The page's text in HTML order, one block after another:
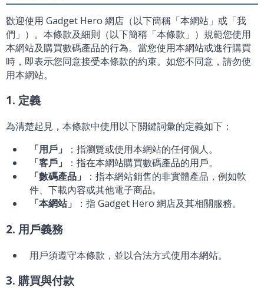
歡迎使用 Gadget Hero 網店（以下簡稱「本網站」或「我
們」）。本條款及細則（以下簡稱「本條款」）規範您使用
本網站及購買數碼產品的行為。當您使用本網站或進行購買
時，即表示您同意接受本條款的約束。如您不同意，請勿使
用本網站。
1. 定義
為清楚起見，本條款中使用以下關鍵詞彙的定義如下：
「用戶」
：指瀏覽或使用本網站的任何個人。
「客戶」
：指在本網站購買數碼產品的用戶。
「數碼產品」
：指本網站銷售的非實體產品，例如軟
件、下載內容或其他電子商品。
「本網站」
：指 Gadget Hero 網店及其相關服務。
2. 用戶義務
用戶須遵守本條款，並以合法方式使用本網站。
3. 購買與付款